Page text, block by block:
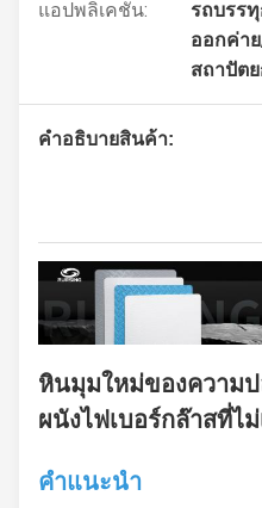
แอปพลิเคชัน:
รถบรร
ออกค่า
สถาปัต
คําอธิบายสินค้า:
หินมุมใหม่ของความ
ผนังไฟเบอร์กล๊าสที่ไ
คําแนะนํา